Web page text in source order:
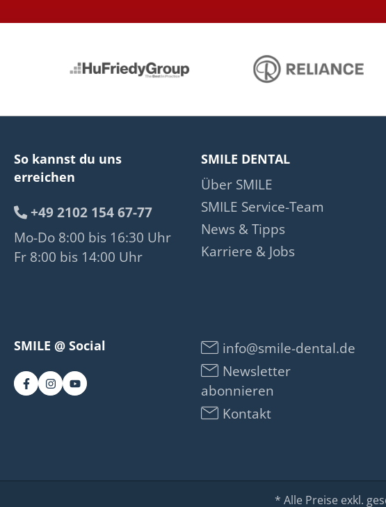
So kannst du uns
erreichen
+49 2102 154 67-77
Mo-Do 8:00 bis 16:30 Uhr
Fr 8:00 bis 14:00 Uhr
SMILE DENTAL
Über SMILE
SMILE Service-Team
News & Tipps
Karriere & Jobs
SMILE @ Social
info@smile-dental.de
Newsletter
abonnieren
Kontakt
* Alle Preise exkl.